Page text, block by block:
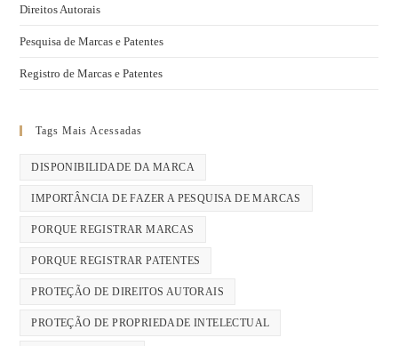
Direitos Autorais
Pesquisa de Marcas e Patentes
Registro de Marcas e Patentes
Tags Mais Acessadas
DISPONIBILIDADE DA MARCA
IMPORTÂNCIA DE FAZER A PESQUISA DE MARCAS
PORQUE REGISTRAR MARCAS
PORQUE REGISTRAR PATENTES
PROTEÇÃO DE DIREITOS AUTORAIS
PROTEÇÃO DE PROPRIEDADE INTELECTUAL